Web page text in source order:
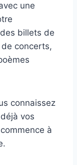
une
billets de
concerts,
connaissez
vos
à